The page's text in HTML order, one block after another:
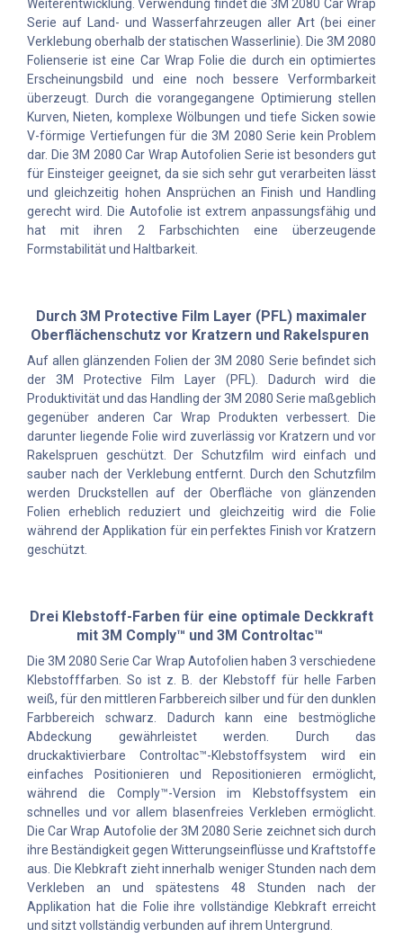
Weiterentwicklung. Verwendung findet die 3M 2080 Car Wrap
Serie auf Land- und Wasserfahrzeugen aller Art (bei einer
Verklebung oberhalb der statischen Wasserlinie). Die 3M 2080
Folienserie ist eine Car Wrap Folie die durch ein optimiertes
Erscheinungsbild und eine noch bessere Verformbarkeit
überzeugt. Durch die vorangegangene Optimierung stellen
Kurven, Nieten, komplexe Wölbungen und tiefe Sicken sowie
V-förmige Vertiefungen für die 3M 2080 Serie kein Problem
dar. Die 3M 2080 Car Wrap Autofolien Serie ist besonders gut
für Einsteiger geeignet, da sie sich sehr gut verarbeiten lässt
und gleichzeitig hohen Ansprüchen an Finish und Handling
gerecht wird. Die Autofolie ist extrem anpassungsfähig und
hat mit ihren 2 Farbschichten eine überzeugende
Formstabilität und Haltbarkeit.
Durch 3M Protective Film Layer (PFL) maximaler
Oberflächenschutz vor Kratzern und Rakelspuren
Auf allen glänzenden Folien der 3M 2080 Serie befindet sich
der 3M Protective Film Layer (PFL). Dadurch wird die
Produktivität und das Handling der 3M 2080 Serie maßgeblich
gegenüber anderen Car Wrap Produkten verbessert. Die
darunter liegende Folie wird zuverlässig vor Kratzern und vor
Rakelspruen geschützt. Der Schutzfilm wird einfach und
sauber nach der Verklebung entfernt. Durch den Schutzfilm
werden Druckstellen auf der Oberfläche von glänzenden
Folien erheblich reduziert und gleichzeitig wird die Folie
während der Applikation für ein perfektes Finish vor Kratzern
geschützt.
Drei Klebstoff-Farben für eine optimale Deckkraft
mit 3M Comply™ und 3M Controltac™
Die 3M 2080 Serie Car Wrap Autofolien haben 3 verschiedene
Klebstofffarben. So ist z. B. der Klebstoff für helle Farben
weiß, für den mittleren Farbbereich silber und für den dunklen
Farbbereich schwarz. Dadurch kann eine bestmögliche
Abdeckung gewährleistet werden. Durch das
druckaktivierbare Controltac™-Klebstoffsystem wird ein
einfaches Positionieren und Repositionieren ermöglicht,
während die Comply™-Version im Klebstoffsystem ein
schnelles und vor allem blasenfreies Verkleben ermöglicht.
Die Car Wrap Autofolie der 3M 2080 Serie zeichnet sich durch
ihre Beständigkeit gegen Witterungseinflüsse und Kraftstoffe
aus. Die Klebkraft zieht innerhalb weniger Stunden nach dem
Verkleben an und spätestens 48 Stunden nach der
Applikation hat die Folie ihre vollständige Klebkraft erreicht
und sitzt vollständig verbunden auf ihrem Untergrund.